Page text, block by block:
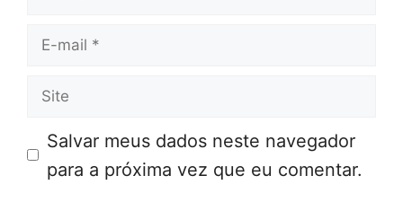
E-
Site
Salvar meus dados neste navegador
para a próxima vez que eu comentar.